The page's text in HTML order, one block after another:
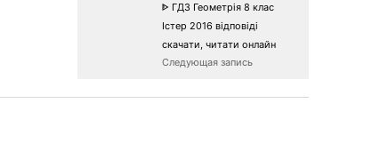
ᐈ ГДЗ Геометрія 8 клас
Істер 2016 відповіді
скачати, читати онлайн
Следующая запись